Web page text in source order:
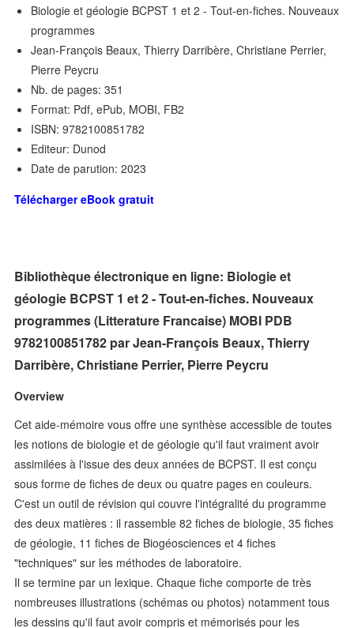
Biologie et géologie BCPST 1 et 2 - Tout-en-fiches. Nouveaux
programmes
Jean-François Beaux, Thierry Darribère, Christiane Perrier,
Pierre Peycru
Nb. de pages: 351
Format: Pdf, ePub, MOBI, FB2
ISBN: 9782100851782
Editeur: Dunod
Date de parution: 2023
Télécharger eBook gratuit
Bibliothèque électronique en ligne: Biologie et
géologie BCPST 1 et 2 - Tout-en-fiches. Nouveaux
programmes (Litterature Francaise) MOBI PDB
9782100851782 par Jean-François Beaux, Thierry
Darribère, Christiane Perrier, Pierre Peycru
Overview
Cet aide-mémoire vous offre une synthèse accessible de toutes
les notions de biologie et de géologie qu'il faut vraiment avoir
assimilées à l'issue des deux années de BCPST. Il est conçu
sous forme de fiches de deux ou quatre pages en couleurs.
C'est un outil de révision qui couvre l'intégralité du programme
des deux matières : il rassemble 82 fiches de biologie, 35 fiches
de géologie, 11 fiches de Biogéosciences et 4 fiches
"techniques" sur les méthodes de laboratoire.
Il se termine par un lexique. Chaque fiche comporte de très
nombreuses illustrations (schémas ou photos) notamment tous
les dessins qu'il faut avoir compris et mémorisés pour les